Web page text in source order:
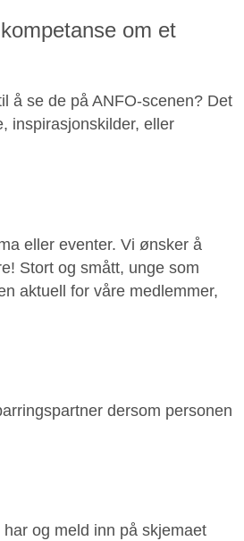
om et
å se de på ANFO-scenen? Det
inspirasjonskilder, eller
eller eventer. Vi ønsker å
Stort og smått, unge som
aktuell for våre medlemmer,
dersom personen
og meld inn på skjemaet